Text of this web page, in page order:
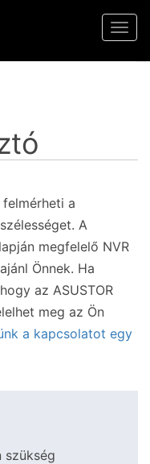
a
A
megfelelő NVR
Önnek. Ha
az ASUSTOR
meg az Ön
a kapcsolatot egy
szükség